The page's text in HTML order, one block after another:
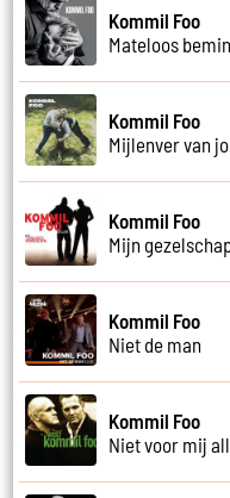
Kommil Foo
Mateloos
Kommil Foo
Mijlenver van
Kommil Foo
Mijn
Kommil Foo
Niet de man
Kommil Foo
Niet voor mij